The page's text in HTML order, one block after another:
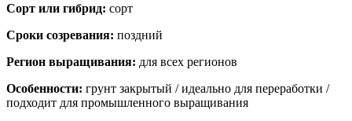
Сорт или гибрид: сорт
Сроки созревания: поздний
Регион выращивания: для всех регионов
Особенности: грунт закрытый / идеально для переработки /
подходит для промышленного выращивания